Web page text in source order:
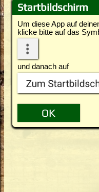
Startbildschirm
Um diese App auf
klicke bitte auf das
und danach auf